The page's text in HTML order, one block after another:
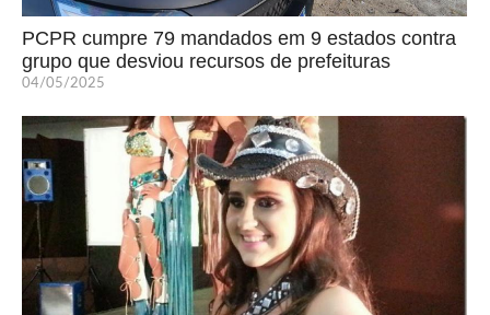
PCPR cumpre 79 mandados em 9 estados contra
grupo que desviou recursos de prefeituras
04/05/2025